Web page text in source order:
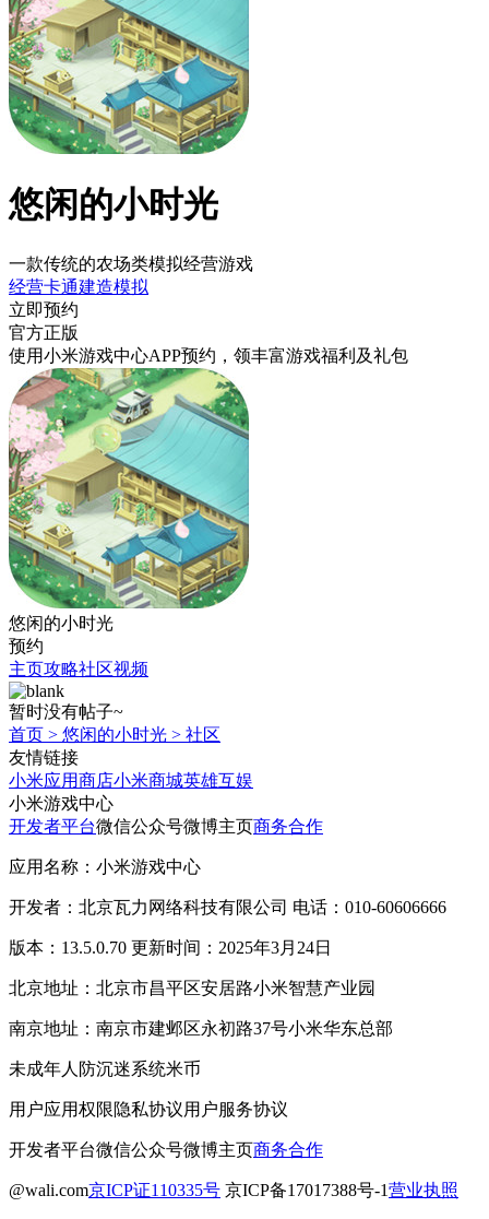
悠闲的小时光
一款传统的农场类模拟经营游戏
经营卡通建造模拟
立即预约
官方正版
使用小米游戏中心APP预约 ，领丰富游戏福利 及礼包
悠闲的小时光
预约
主页攻略社区视频
暂时没有帖子~
首页 > 悠闲的小时光 > 社区
友情链接
小米应用商店小米商城英雄互娱
小米游戏中心
开发者平台微信公众号微博主页商务合作
应用名称：小米游戏中心
开发者：北京瓦力网络科技有限公司 电话：010-60606666
版本：13.5.0.70 更新时间：2025年3月24日
北京地址：北京市昌平区安居路小米智慧产业园
南京地址：南京市建邺区永初路37号小米华东总部
未成年人防沉迷系统米币
用户应用权限隐私协议用户服务协议
开发者平台微信公众号微博主页商务合作
@wali.com京ICP证110335号 京ICP备17017388号-1营业执照